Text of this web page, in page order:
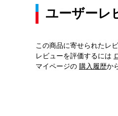
ユーザーレ
この商品に寄せられたレ
レビューを評価するには
マイページの 購入履歴か